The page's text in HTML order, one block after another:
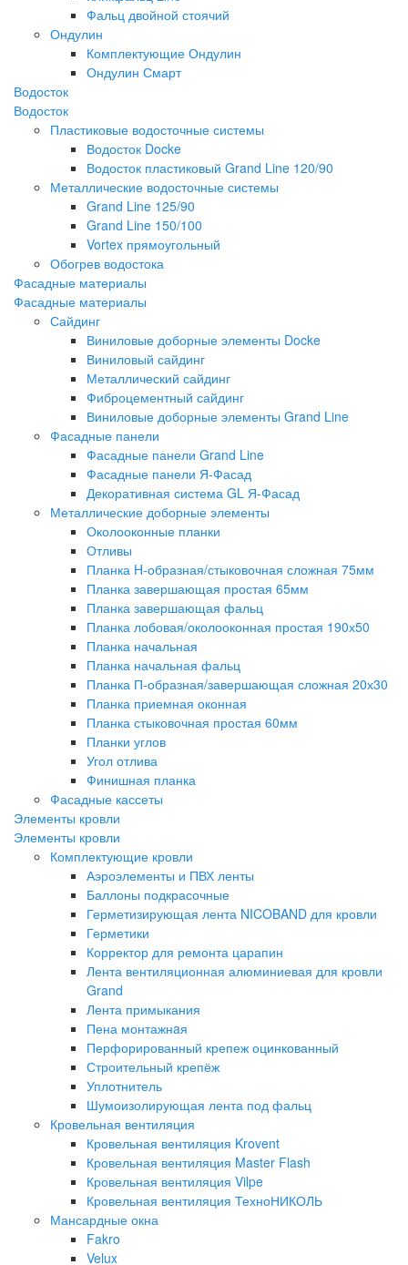
Фальц двойной стоячий
Ондулин
Комплектующие Ондулин
Ондулин Смарт
Водосток
Водосток
Пластиковые водосточные системы
Водосток Docke
Водосток пластиковый Grand Line 120/90
Металлические водосточные системы
Grand Line 125/90
Grand Line 150/100
Vortex прямоугольный
Обогрев водостока
Фасадные материалы
Фасадные материалы
Сайдинг
Виниловые доборные элементы Docke
Виниловый сайдинг
Металлический сайдинг
Фиброцементный сайдинг
Виниловые доборные элементы Grand Line
Фасадные панели
Фасадные панели Grand Line
Фасадные панели Я-Фасад
Декоративная система GL Я-Фасад
Металлические доборные элементы
Околооконные планки
Отливы
Планка H-образная/стыковочная сложная 75мм
Планка завершающая простая 65мм
Планка завершающая фальц
Планка лобовая/околооконная простая 190х50
Планка начальная
Планка начальная фальц
Планка П-образная/завершающая сложная 20х30
Планка приемная оконная
Планка стыковочная простая 60мм
Планки углов
Угол отлива
Финишная планка
Фасадные кассеты
Элементы кровли
Элементы кровли
Комплектующие кровли
Аэроэлементы и ПВХ ленты
Баллоны подкрасочные
Герметизирующая лента NICOBAND для кровли
Герметики
Корректор для ремонта царапин
Лента вентиляционная алюминиевая для кровли
Grand
Лента примыкания
Пена монтажнaя
Перфорированный крепеж оцинкованный
Строительный крепёж
Уплотнитель
Шумоизолирующая лента под фальц
Кровельная вентиляция
Кровельная вентиляция Krovent
Кровельная вентиляция Master Flash
Кровельная вентиляция Vilpe
Кровельная вентиляция ТехноНИКОЛЬ
Мансардные окна
Fakro
Velux